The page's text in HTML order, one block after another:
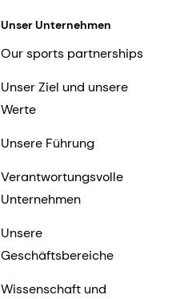
Unser Unternehmen
Our sports partnerships
Unser Ziel und unsere
Werte
Unsere Führung
Verantwortungsvolle
Unternehmen
Unsere
Geschäftsbereiche
Wissenschaft und